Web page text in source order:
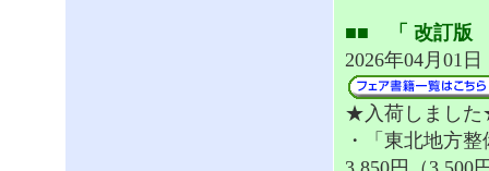
■■ 「 改訂版
2026年04月01
★入荷しまし
・「東北地方